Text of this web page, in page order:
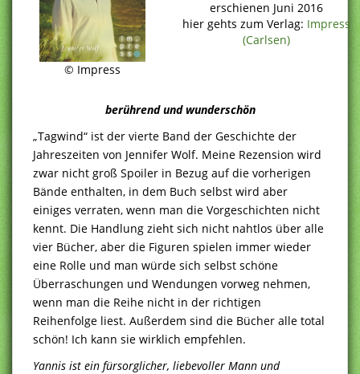
© Impress
erschienen Juni 2016
hier gehts zum Verlag: Impress
(Carlsen)
berührend und wunderschön
„Tagwind“ ist der vierte Band der Geschichte der
Jahreszeiten von Jennifer Wolf. Meine Rezension wird
zwar nicht groß Spoiler in Bezug auf die vorherigen
Bände enthalten, in dem Buch selbst wird aber
einiges verraten, wenn man die Vorgeschichten nicht
kennt. Die Handlung zieht sich nicht nahtlos über alle
vier Bücher, aber die Figuren spielen immer wieder
eine Rolle und man würde sich selbst schöne
Überraschungen und Wendungen vorweg nehmen,
wenn man die Reihe nicht in der richtigen
Reihenfolge liest. Außerdem sind die Bücher alle total
schön! Ich kann sie wirklich empfehlen.
Yannis ist ein fürsorglicher, liebevoller Mann und